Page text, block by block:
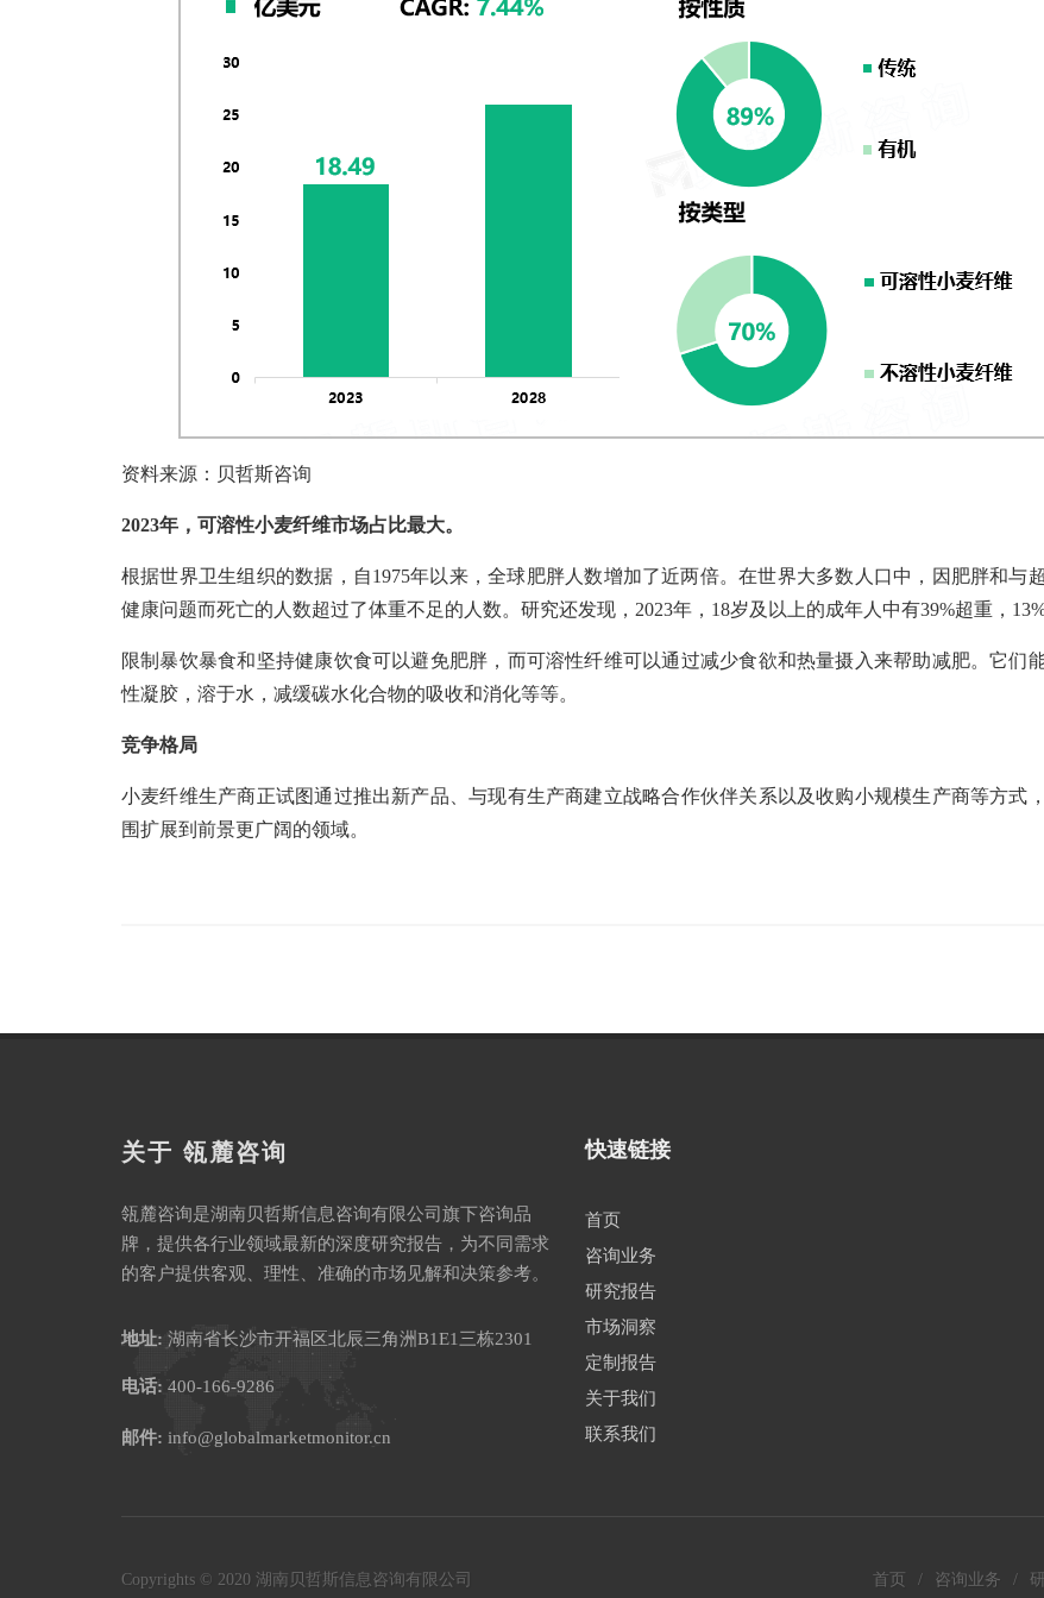
资料来源：贝哲斯咨询
2023年，可溶性小麦纤维市场占比最大。
根据世界卫生组织的数据，自1975年以来，全球肥胖人数增加了近两倍。在世界大多数人口中，因肥胖和与
健康问题而死亡的人数超过了体重不足的人数。研究还发现，2023年，18岁及以上的成年人中有39%超重，13%
限制暴饮暴食和坚持健康饮食可以避免肥胖，而可溶性纤维可以通过减少食欲和热量摄入来帮助减肥。它们
性凝胶，溶于水，减缓碳水化合物的吸收和消化等等。
竞争格局
小麦纤维生产商正试图通过推出新产品、与现有生产商建立战略合作伙伴关系以及收购小规模生产商等方式
围扩展到前景更广阔的领域。
关于 瓴麓咨询
瓴麓咨询是湖南贝哲斯信息咨询有限公司旗下咨询品
牌，提供各行业领域最新的深度研究报告，为不同需求
的客户提供客观、理性、准确的市场见解和决策参考。
地址: 湖南省长沙市开福区北辰三角洲B1E1三栋2301
电话: 400-166-9286
邮件: info@globalmarketmonitor.cn
快速链接
首页
咨询业务
研究报告
市场洞察
定制报告
关于我们
联系我们
Copyrights © 2020 湖南贝哲斯信息咨询有限公司 首页 / 咨询业务 /